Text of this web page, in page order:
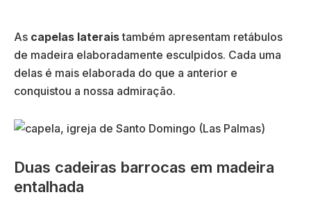
As capelas lateraistambém apresentam retábulos
de madeira elaboradamente esculpidos. Cada uma
delas é mais elaborada do que a anterior e
conquistou a nossa admiração.
Duas cadeiras barrocas em madeira
entalhada